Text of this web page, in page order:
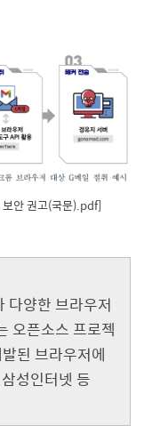
안 권고(국문).pdf]
다양한 브라우저
오픈소스 프로젝
된 브라우저에
성인터넷 등